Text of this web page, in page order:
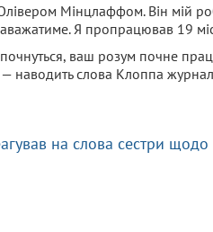
Мінцлаффом. Він мій
Я пропрацював 19
ваш розум почне
наводить слова Клоппа
на слова сестри